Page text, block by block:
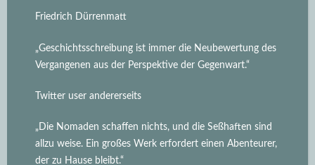
Friedrich Dürrenmatt
„Geschichtsschreibung ist immer die Neubewertung des
Vergangenen aus der Perspektive der Gegenwart.“
Twitter user andererseits
„Die Nomaden schaffen nichts, und die Seßhaften sind
allzu weise. Ein großes Werk erfordert einen Abenteurer,
der zu Hause bleibt.“